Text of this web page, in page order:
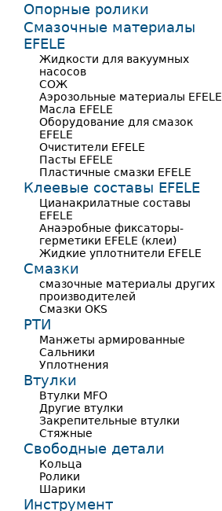
Опорные ролики
Смазочные материалы
EFELE
Жидкости для вакуумных
насосов
СОЖ
Аэрозольные материалы EFELE
Масла EFELE
Оборудование для смазок
EFELE
Очистители EFELE
Пасты EFELE
Пластичные смазки EFELE
Клеевые составы EFELE
Цианакрилатные составы
EFELE
Анаэробные фиксаторы-
герметики EFELE (клеи)
Жидкие уплотнители EFELE
Смазки
смазочные материалы других
производителей
Смазки OKS
РТИ
Манжеты армированные
Сальники
Уплотнения
Втулки
Втулки MFO
Другие втулки
Закрепительные втулки
Стяжные
Свободные детали
Кольца
Ролики
Шарики
Инструмент